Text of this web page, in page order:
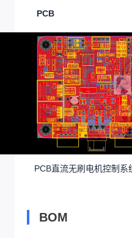
PCB
PCB直流无刷电机控制系
BOM